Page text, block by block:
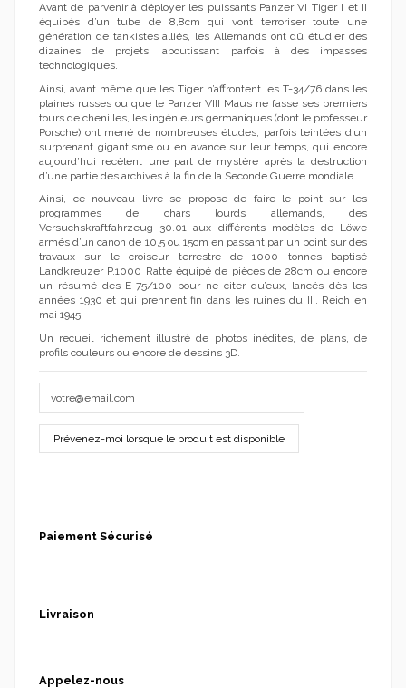
Avant de parvenir à déployer les puissants Panzer VI Tiger I et II
équipés d’un tube de 8,8cm qui vont terroriser toute une
génération de tankistes alliés, les Allemands ont dû étudier des
dizaines de projets, aboutissant parfois à des impasses
technologiques.
Ainsi, avant même que les Tiger n’affrontent les T-34/76 dans les
plaines russes ou que le Panzer VIII Maus ne fasse ses premiers
tours de chenilles, les ingénieurs germaniques (dont le professeur
Porsche) ont mené de nombreuses études, parfois teintées d’un
surprenant gigantisme ou en avance sur leur temps, qui encore
aujourd’hui recèlent une part de mystère après la destruction
d’une partie des archives à la fin de la Seconde Guerre mondiale.
Ainsi, ce nouveau livre se propose de faire le point sur les
programmes de chars lourds allemands, des
Versuchskraftfahrzeug 30.01 aux différents modèles de Löwe
armés d’un canon de 10,5 ou 15cm en passant par un point sur des
travaux sur le croiseur terrestre de 1000 tonnes baptisé
Landkreuzer P.1000 Ratte équipé de pièces de 28cm ou encore
un résumé des E-75/100 pour ne citer qu’eux, lancés dès les
années 1930 et qui prennent fin dans les ruines du III. Reich en
mai 1945.
Un recueil richement illustré de photos inédites, de plans, de
profils couleurs ou encore de dessins 3D.
Paiement Sécurisé
Livraison
Appelez-nous